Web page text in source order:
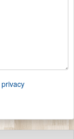
privacy